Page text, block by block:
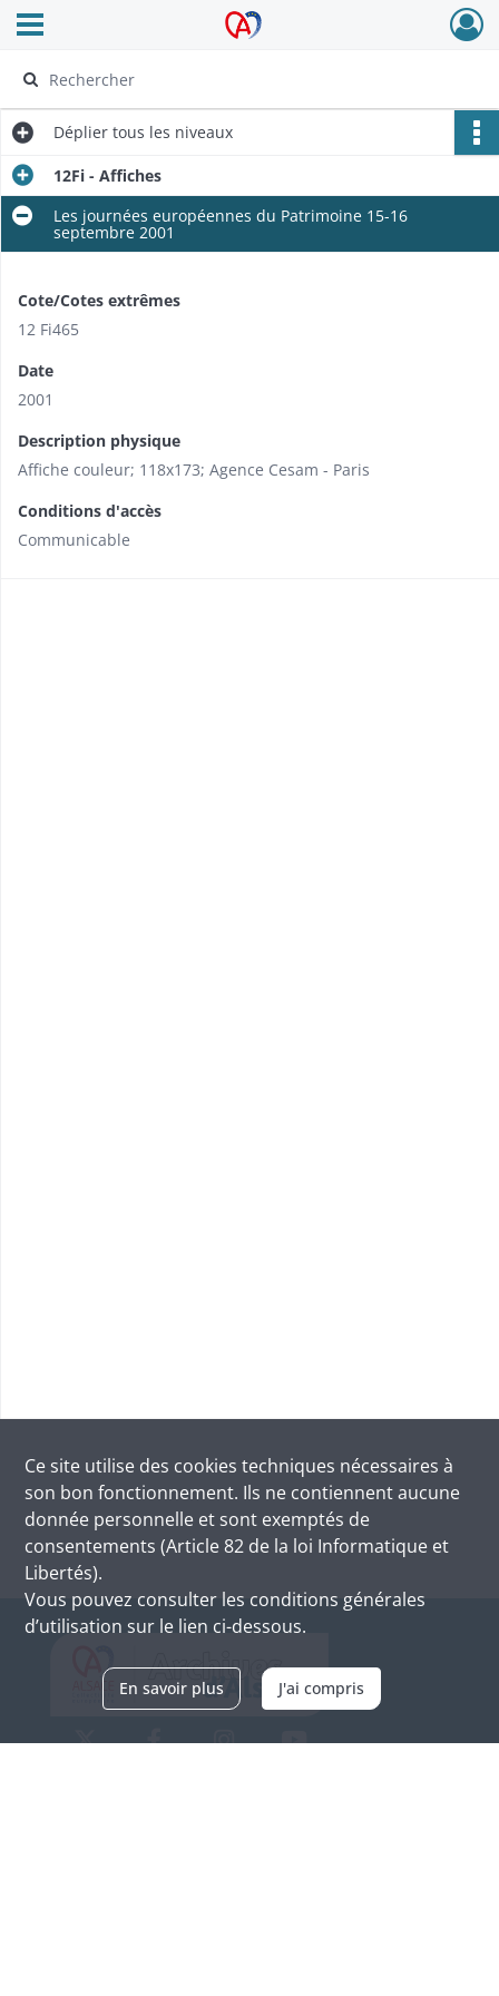
Archives Alsace - Colmar
Ouvrir le menu déroulant
Déplier tous les niveaux
12Fi - Affiches
Les journées européennes du Patrimoine 15-16
septembre 2001
Cote/Cotes extrêmes
12 Fi465
Date
2001
Description physique
Affiche couleur; 118x173; Agence Cesam - Paris
Conditions d'accès
Communicable
Ce site utilise des cookies techniques nécessaires à
son bon fonctionnement. Ils ne contiennent aucune
donnée personnelle et sont exemptés de
consentements (Article 82 de la loi Informatique et
Libertés).
Vous pouvez consulter les conditions générales
d’utilisation sur le lien ci-dessous.
En savoir plus J'ai compris